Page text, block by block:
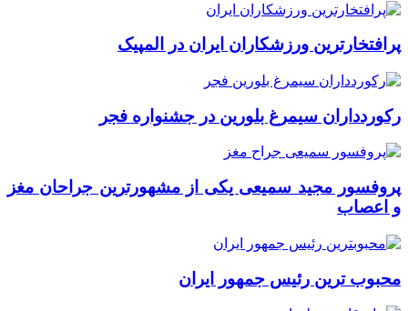
پرافتخارترین ورزشکاران ایران در المپیک
رکوردداران سیمرغ بلورین در جشنواره فجر
پروفسور مجید سمیعی یکی از مشهورترین جراحان مغز
و اعصاب
محبوب ترین رئیس جمهور ایران